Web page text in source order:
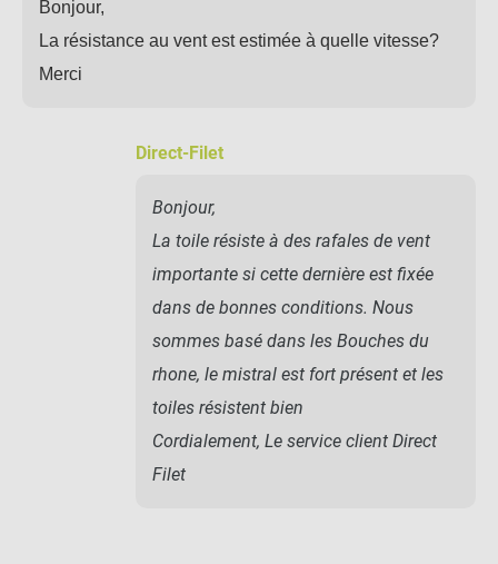
Bonjour,
La résistance au vent est estimée à quelle vitesse?
Merci
Direct-Filet
Bonjour,
La toile résiste à des rafales de vent
importante si cette dernière est fixée
dans de bonnes conditions. Nous
sommes basé dans les Bouches du
rhone, le mistral est fort présent et les
toiles résistent bien
Cordialement, Le service client Direct
Filet